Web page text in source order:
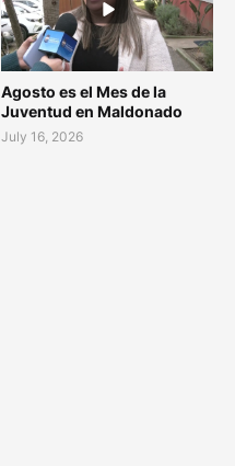
Agosto es el Mes de la
Juventud en Maldonado
July 16, 2026